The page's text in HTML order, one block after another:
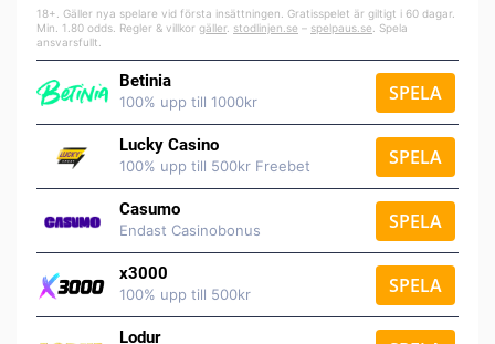
18+. Gäller nya spelare vid första insättningen. Gratisspelet är giltigt i 60 dagar.
Min. 1.80 odds. Regler & villkor gäller stodlinjen.se – spelpaus.se . Spela
ansvarsfullt.
Betinia
100% upp till 1000kr SPELA
Lucky Casino
100% upp till 500kr Freebet SPELA
Casumo
Endast Casinobonus SPELA
x3000
100% upp till 500kr SPELA
Lodur